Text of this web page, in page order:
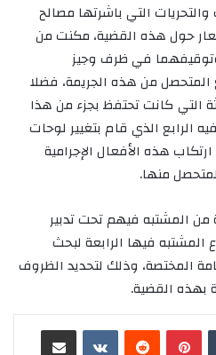
التي باشرتها مصالح
حول هذه القضية، مكنت من
في ظرف وجيز
من هذه الجريمة، فضلا
التي كانت تحتفظ بجزء من هذا
الرابع الذي قام بتغيير لوحات
هذه الأفعال الإجرامية
منها.
من المشتبه فيهم تحت تدبير
المشتبه فيها الرابعة لبحث
المختصة، وذلك لتحديد الظروف
بهذه القضية.
بينتيريست